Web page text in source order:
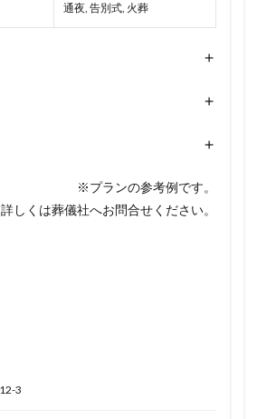
通夜, 告別式, 火葬
+
+
+
※プランの参考例です。
詳しくは葬儀社へお問合せください。
3